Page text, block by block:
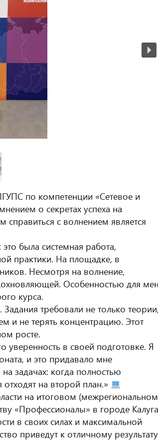
по компетенции «Сетевое и
о секретах успеха на
с волнением является
была системная работа,
практики. На площадке, в
Несмотря на волнение,
Особенностью для
курса.
требовали не только теории,
и не терять концентрацию. Этот
росте.
в своей подготовке. Я
и это придавало мне
задачах: когда полностью
на второй план.»
на итоговом
«Профессионалы» в городе
в своих силах и максимальной
приведут к отличному